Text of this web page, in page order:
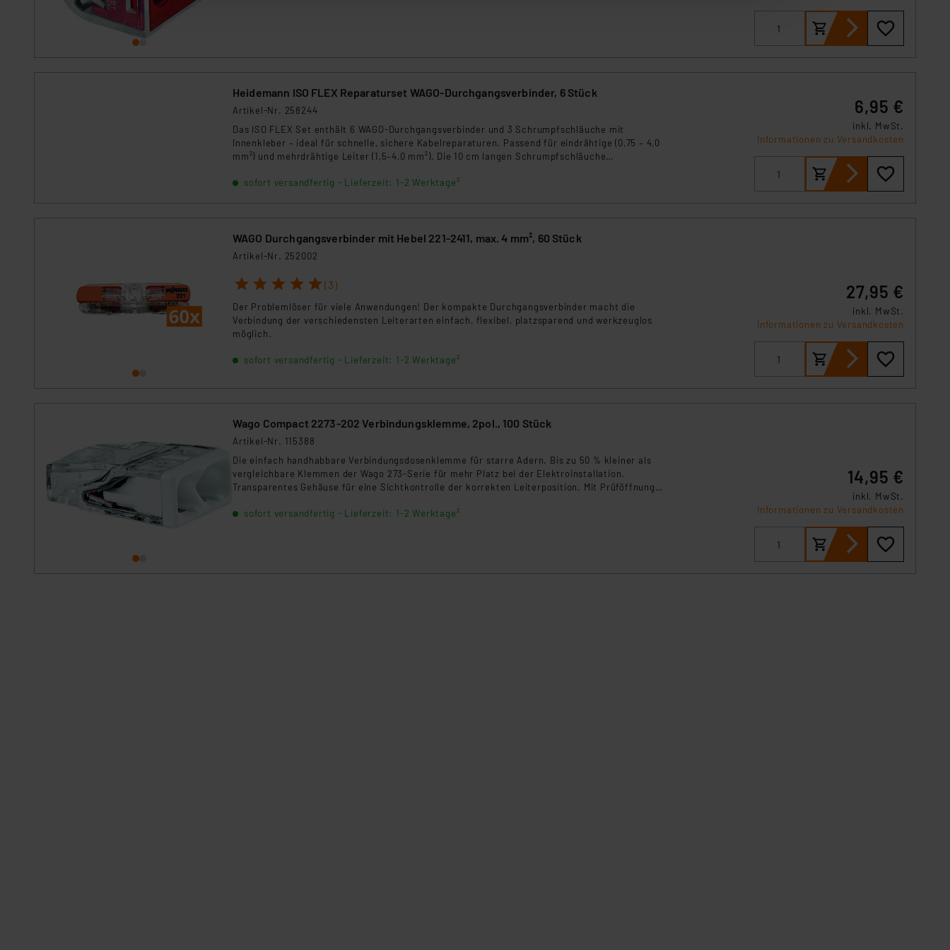
Nähere Infos zu diesen Drittanbietern und zu der jeweiligen Datenübermittlung erhalten Sie in der Datenschutzerklärung.
Für die USA besteht kein Angemessenheitsbeschluss der EU. Dies bedeutet, dass die USA als Land mit unzureichendem
Daten in Überwachungsprogrammen verarbeiten, ohne dass hiergegen Klagemöglichkeiten für Europäer bestehen.
Unsere Kooperation mit diesen Dienstleistern stützt sich auf die Standarddatenschutzklauseln der Europäischen
Daten, verbundenen Risiken.“
Heidemann ISO FLEX Reparaturset WAGO-Durchgangsverbinder, 6 Stück
Artikel-Nr. 258244
Das ISO FLEX Set enthält 6 WAGO-Durchgangsverbinder und 3 Schrumpfschläuche mit
Innenkleber – ideal für schnelle, sichere Kabelreparaturen. Passend für eindrähtige (0,75 – 4,0
mm²) und mehrdrähtige Leiter (1,5–4,0 mm²). Die 10 cm langen Schrumpfschläuche
3,0 mm). Perfekt für Haus, Garten, Werkstatt und Industrie.
sofort versandfertig - Lieferzeit: 1-2 Werktage²
6,95 €
inkl. MwSt.
Informationen zu Versandkosten
WAGO Durchgangsverbinder mit Hebel 221-2411, max. 4 mm², 60 Stück
Artikel-Nr. 252002
1 2 3 4 5 (3)
Der Problemlöser für viele Anwendungen! Der kompakte Durchgangsverbinder macht die
Verbindung der verschiedensten Leiterarten einfach, flexibel, platzsparend und werkzeuglos
möglich.
sofort versandfertig - Lieferzeit: 1-2 Werktage²
27,95 €
inkl. MwSt.
Informationen zu Versandkosten
Wago Compact 2273-202 Verbindungsklemme, 2pol., 100 Stück
Artikel-Nr. 115388
Die einfach handhabbare Verbindungsdosenklemme für starre Adern. Bis zu 50 % kleiner als
vergleichbare Klemmen der Wago 273-Serie für mehr Platz bei der Elektroinstallation.
Transparentes Gehäuse für eine Sichtkontrolle der korrekten Leiterposition. Mit Prüföffnung
sofort versandfertig - Lieferzeit: 1-2 Werktage²
14,95 €
inkl. MwSt.
Informationen zu Versandkosten